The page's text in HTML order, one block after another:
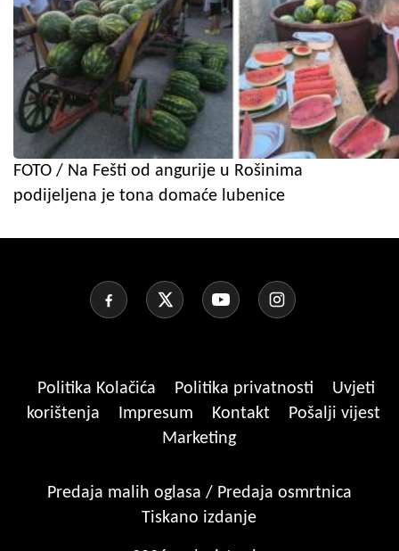
FOTO / Na Fešti od angurije u Rošinima
podijeljena je tona domaće lubenice
Politika Kolačića Politika privatnosti
Uvjeti
korištenja
Impresum Kontakt
Pošalji vijest
Marketing
Predaja malih oglasa / Predaja osmrtnica
Tiskano izdanje